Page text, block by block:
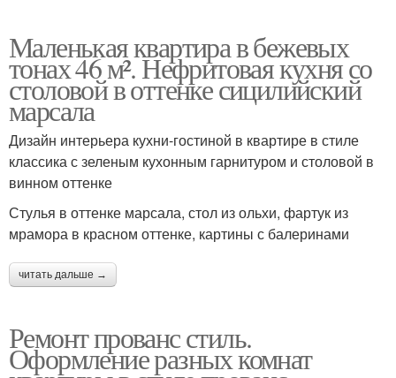
Маленькая квартира в бежевых
тонах 46 м². Нефритовая кухня со
столовой в оттенке сицилийский
марсала
Дизайн интерьера кухни-гостиной в квартире в стиле
классика с зеленым кухонным гарнитуром и столовой в
винном оттенке
Стулья в оттенке марсала, стол из ольхи, фартук из
мрамора в красном оттенке, картины с балеринами
читать дальше →
Ремонт прованс стиль.
Оформление разных комнат